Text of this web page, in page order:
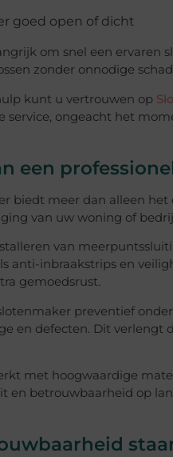
goed open of dicht
om snel een
zonder onnodige
kunt u vertrouwen op
service, ongeacht het
een
biedt meer dan alleen
van uw woning of
van
anti-inbraakstrips en
gemoedsrust.
preventief
en defecten. Dit verlengt
met hoogwaardige
en betrouwbaarheid op